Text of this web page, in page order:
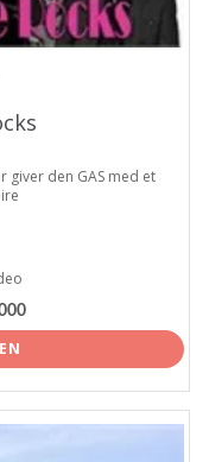
giver den GAS med et